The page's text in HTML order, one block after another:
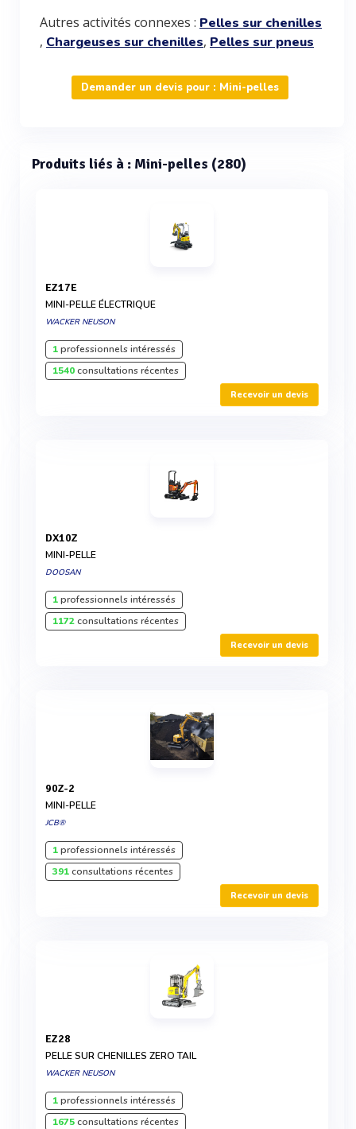
Autres activités connexes : Pelles sur chenilles
, Chargeuses sur chenilles, Pelles sur pneus
Demander un devis pour : Mini-pelles
Produits liés à : Mini-pelles (280)
EZ17E
MINI-PELLE ÉLECTRIQUE
WACKER NEUSON
1professionnels intéressés
1540consultations récentes
Recevoir un devis
DX10Z
MINI-PELLE
DOOSAN
1professionnels intéressés
1172consultations récentes
Recevoir un devis
90Z-2
MINI-PELLE
JCB®
1professionnels intéressés
391consultations récentes
Recevoir un devis
EZ28
PELLE SUR CHENILLES ZERO TAIL
WACKER NEUSON
1professionnels intéressés
1675consultations récentes